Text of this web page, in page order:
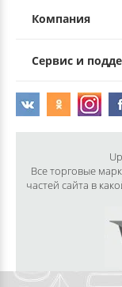
Компания
Сервис и
Все торговые
частей сайта в